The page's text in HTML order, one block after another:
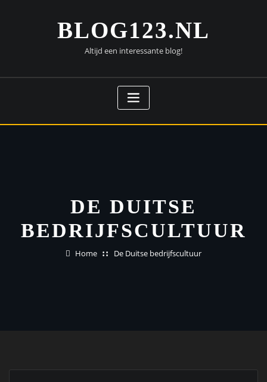
BLOG123.NL
Altijd een interessante blog!
DE DUITSE
BEDRIJFSCULTUUR
Home De Duitse bedrijfscultuur